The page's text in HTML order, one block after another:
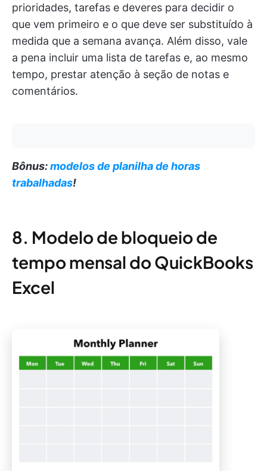
prioridades, tarefas e deveres para decidir o
que vem primeiro e o que deve ser substituído à
medida que a semana avança. Além disso, vale
a pena incluir uma lista de tarefas e, ao mesmo
tempo, prestar atenção à seção de notas e
comentários.
Bônus:modelos de planilha de horas
trabalhadas!
8. Modelo de bloqueio de
tempo mensal do QuickBooks
Excel